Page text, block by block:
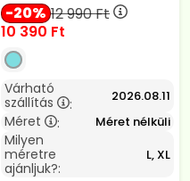
20 12 990Ft
10 390 Ft
Várható
szállítás
: 2026.08.11
Méret : Méret nélküli
Milyen
méretre
ajánljuk?:
L, XL